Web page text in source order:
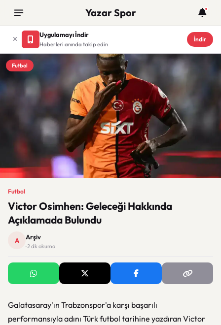
Yazar Spor
Uygulamayı İndir
Haberleri anında takip edin
İndir
Futbol
Futbol
Victor Osimhen: Geleceği Hakkında
Açıklamada Bulundu
A Arşiv
· 2 dk okuma
Galatasaray'ın Trabzonspor'a karşı başarılı
performansıyla adını Türk futbol tarihine yazdıran Victor